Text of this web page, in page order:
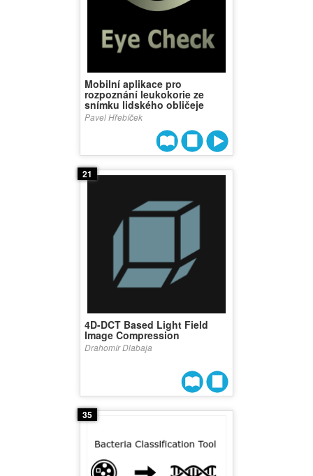
Mobilní aplikace pro
rozpoznání leukokorie ze
snímku lidského obličeje
Pavel Hřebíček
21
4D-DCT Based Light Field
Image Compression
Drahomír Dlabaja
35